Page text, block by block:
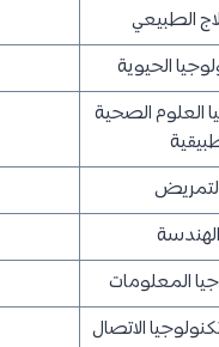
الطبيعي
الحيوية
العلوم الصحية
المعلومات
الاتصال